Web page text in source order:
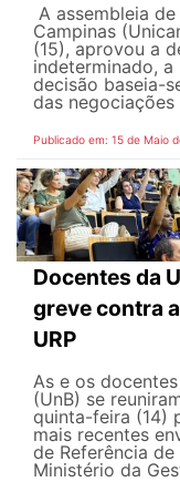
A assembleia
Campinas
(15), aprovou a
indeterminado,
decisão baseia-
das negociações
Publicado em: 15 de Maio
Docentes da
greve contra
URP
As e os
(UnB) se
quinta-feira (14)
mais recentes
de Referência
Ministério da